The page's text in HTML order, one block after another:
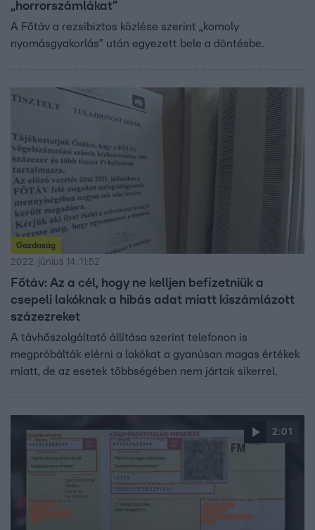
„horrorszámlákat”
A Főtáv a rezsibiztos közlése szerint „komoly
nyomásgyakorlás” után egyezett bele a döntésbe.
Gazdaság
2022. június 14. 11:52
Főtáv: Az a cél, hogy ne kelljen befizetniük a
csepeli lakóknak a hibás adat miatt kiszámlázott
százezreket
A távhőszolgáltató állítása szerint telefonon is
megpróbálták elérni a lakókat a gyanúsan magas értékek
miatt, de az esetek többségében nem jártak sikerrel.
2:01